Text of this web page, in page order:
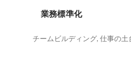
業務標準化
チームビルディング, 仕事の土